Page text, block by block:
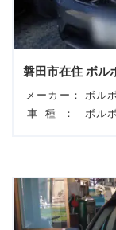
磐田市在住 ボル
メーカー：
ボルボ
車種：
ボルボ